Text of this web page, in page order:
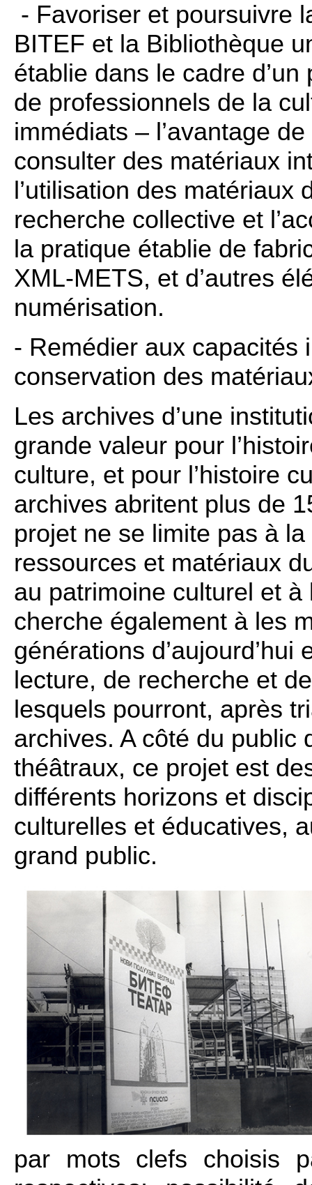
- Favoriser et poursuivre
BITEF et la Bibliothèque
établie dans le cadre
de professionnels de la
immédiats – l’avantage
consulter des matériaux
l’utilisation des
recherche collective et
la pratique établie de
XML-METS, et d’autres
numérisation.
- Remédier aux capacités
conservation des
Les archives d’une
grande valeur pour
culture, et pour l’histoire
archives abritent plus de
projet ne se limite pas à
ressources et matériaux
au patrimoine culturel et
cherche également à les
générations
lecture, de recherche et
lesquels pourront, après
archives. A côté du public
théâtraux, ce projet est
différents horizons et
culturelles et éducatives,
grand public.
par mots clefs choisis